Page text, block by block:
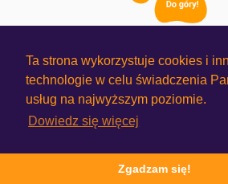
Ta strona wykorzystuje cookies i
technologie w celu świadczenia
usług na najwyższym poziomie.
Dowiedz się więcej
Zgadzam się!
Jak to działa?
Regulamin Użytkowników
prywatności
© Psie Hotele 2018 - 2026. Wszelkie